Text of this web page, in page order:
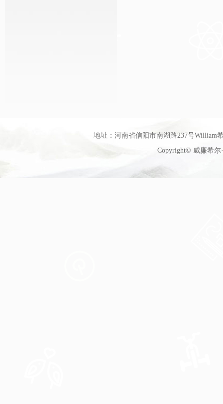
地址：河南省信阳市南湖路237号William
Copyright© 威廉希